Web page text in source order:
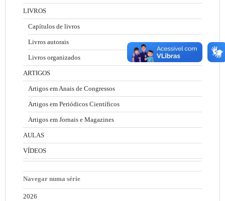
LIVROS
Capítulos de livros
Livros autorais
Livros organizados
ARTIGOS
Artigos em Anais de Congressos
Artigos em Periódicos Científicos
Artigos em Jornais e Magazines
AULAS
VÍDEOS
Navegar numa série
2026